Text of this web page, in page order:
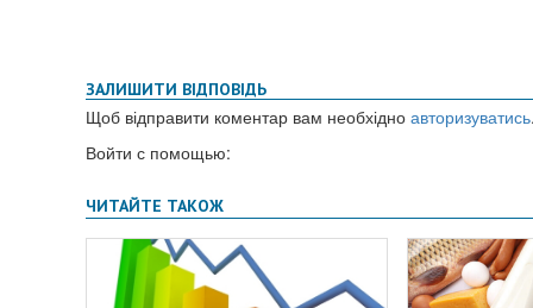
ЗАЛИШИТИ ВІДПОВІДЬ
Щоб відправити коментар вам необхідно авторизуватись
Войти с помощью: